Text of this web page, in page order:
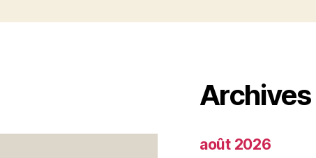
Archives
août 2026